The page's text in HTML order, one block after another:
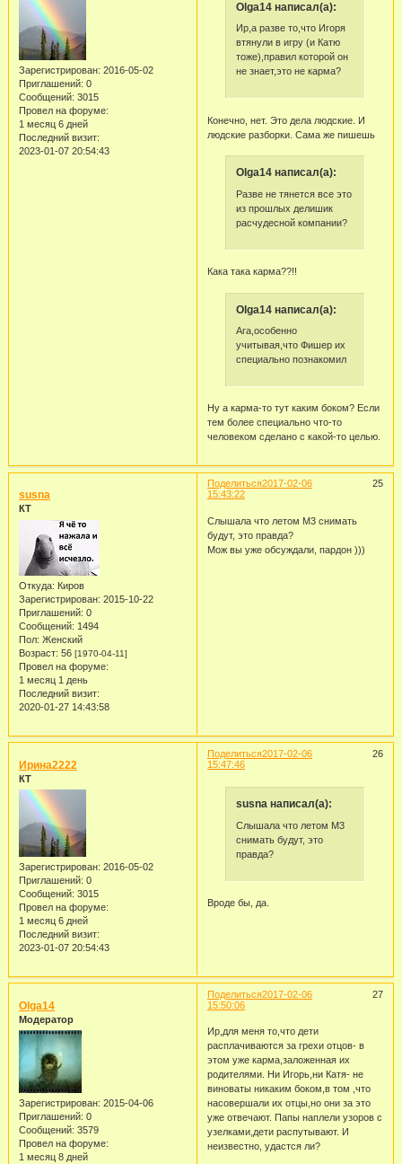
Зарегистрирован: 2016-05-02
Приглашений: 0
Сообщений: 3015
Провел на форуме:
1 месяц 6 дней
Последний визит:
2023-01-07 20:54:43
Olga14 написал(а):
Ир,а разве то,что Игоря
втянули в игру (и Катю
тоже),правил которой он
не знает,это не карма?
Конечно, нет. Это дела людские. И
людские разборки. Сама же пишешь
Olga14 написал(а):
Разве не тянется все это
из прошлых делишик
расчудесной компании?
Кака така карма??!!
Olga14 написал(а):
Ага,особенно
учитывая,что Фишер их
специально познакомил
Ну а карма-то тут каким боком? Если
тем более специально что-то
человеком сделано с какой-то целью.
Поделиться 25
2017-02-06
15:43:22
susna
КТ
Откуда: Киров
Зарегистрирован: 2015-10-22
Приглашений: 0
Сообщений: 1494
Пол: Женский
Возраст: 56 [1970-04-11]
Провел на форуме:
1 месяц 1 день
Последний визит:
2020-01-27 14:43:58
Слышала что летом М3 снимать
будут, это правда?
Мож вы уже обсуждали, пардон )))
Поделиться 26
2017-02-06
15:47:46
Ирина2222
КТ
Зарегистрирован: 2016-05-02
Приглашений: 0
Сообщений: 3015
Провел на форуме:
1 месяц 6 дней
Последний визит:
2023-01-07 20:54:43
susna написал(а):
Слышала что летом М3
снимать будут, это
правда?
Вроде бы, да.
Поделиться 27
2017-02-06
15:50:06
Olga14
Модератор
Зарегистрирован: 2015-04-06
Приглашений: 0
Сообщений: 3579
Провел на форуме:
1 месяц 8 дней
Ир,для меня то,что дети
расплачиваются за грехи отцов- в
этом уже карма,заложенная их
родителями. Ни Игорь,ни Катя- не
виноваты никаким боком,в том ,что
насовершали их отцы,но они за это
уже отвечают. Папы наплели узоров с
узелками,дети распутывают. И
неизвестно, удастся ли?